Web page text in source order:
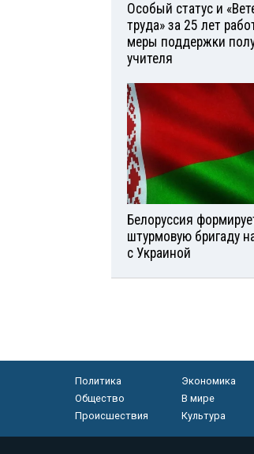
Особый статус и
труда» за 25 лет
меры поддержки
учителя
Белоруссия
штурмовую бригаду
с Украиной
Политика
Экономика
Общество
В мире
Происшествия
Культура